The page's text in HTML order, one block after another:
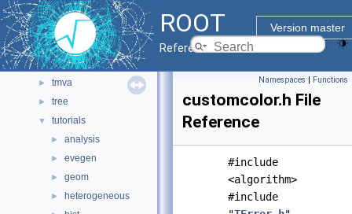
ROOT
Version master
Reference Guide
► net
► pyzdoc
► roofit
► sql
► tmva
► tree
▼ tutorials
► analysis
► evegen
► geom
► heterogeneous
Namespaces | Functions
customcolor.h File
Reference
#include
<algorithm>
#include